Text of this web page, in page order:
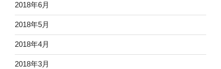
2018年6月
2018年5月
2018年4月
2018年3月